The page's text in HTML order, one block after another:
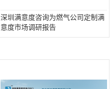
深圳满意度咨询为燃气公司定制满
意度市场调研报告